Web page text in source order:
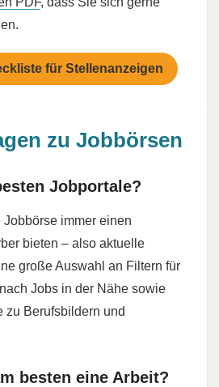
für Stellenanzeigen
zu Jobbörsen
Jobportale?
immer einen
bieten – also aktuelle
große Auswahl an Filtern für
Jobs in der Nähe sowie
zu Berufsbildern und
besten eine Arbeit?